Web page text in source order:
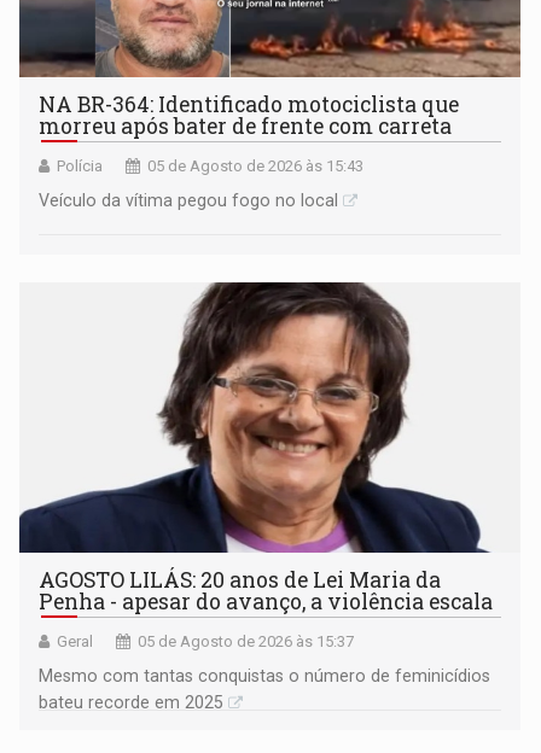
NA BR-364: Identificado motociclista que
morreu após bater de frente com carreta
Polícia 05 de Agosto de 2026 às 15:43
Veículo da vítima pegou fogo no local
AGOSTO LILÁS: 20 anos de Lei Maria da
Penha - apesar do avanço, a violência escala
Geral 05 de Agosto de 2026 às 15:37
Mesmo com tantas conquistas o número de feminicídios
bateu recorde em 2025